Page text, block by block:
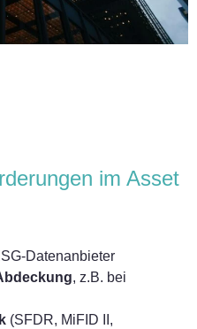
im Asset
Datenanbieter
, z.B. bei
(SFDR, MiFID II,